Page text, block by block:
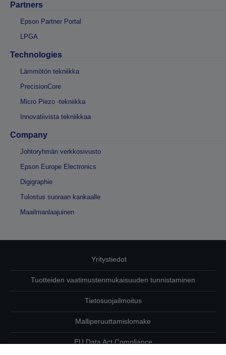
Partners
Epson Partner Portal
LPGA
Technologies
Lämmötön tekniikka
PrecisionCore
Micro Piezo -tekniikka
Innovatiivista tekniikkaa
Company
Johtoryhmän verkkosivusto
Epson Europe Electronics
Digigraphie
Tulostus suoraan kankaalle
Maailmanlaajuinen
Yritystiedot
Tuotteiden vaatimustenmukaisuuden tunnistaminen
Tietosuojailmoitus
Malliperuuttamislomake
EU Data Act Compliance